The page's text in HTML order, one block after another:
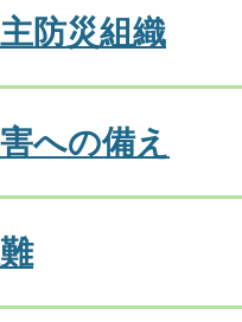
防災組織
への備え